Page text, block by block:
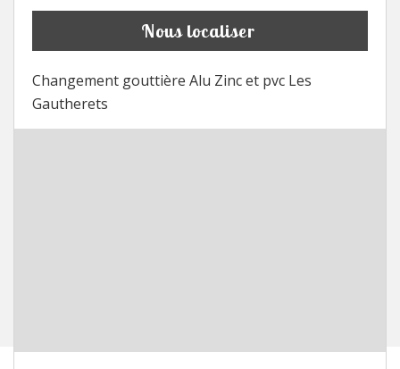
Nous localiser
Changement gouttière Alu Zinc et pvc Les
Gautherets